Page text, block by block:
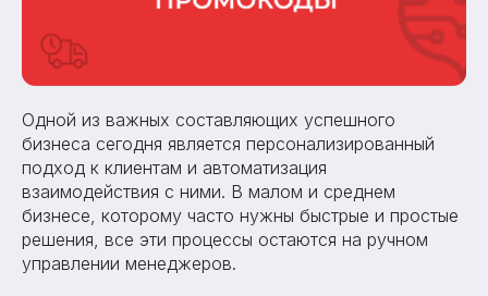
Одной из важных составляющих успешного
бизнеса сегодня является персонализированный
подход к клиентам и автоматизация
взаимодействия с ними. В малом и среднем
бизнесе, которому часто нужны быстрые и простые
решения, все эти процессы остаются на ручном
управлении менеджеров.